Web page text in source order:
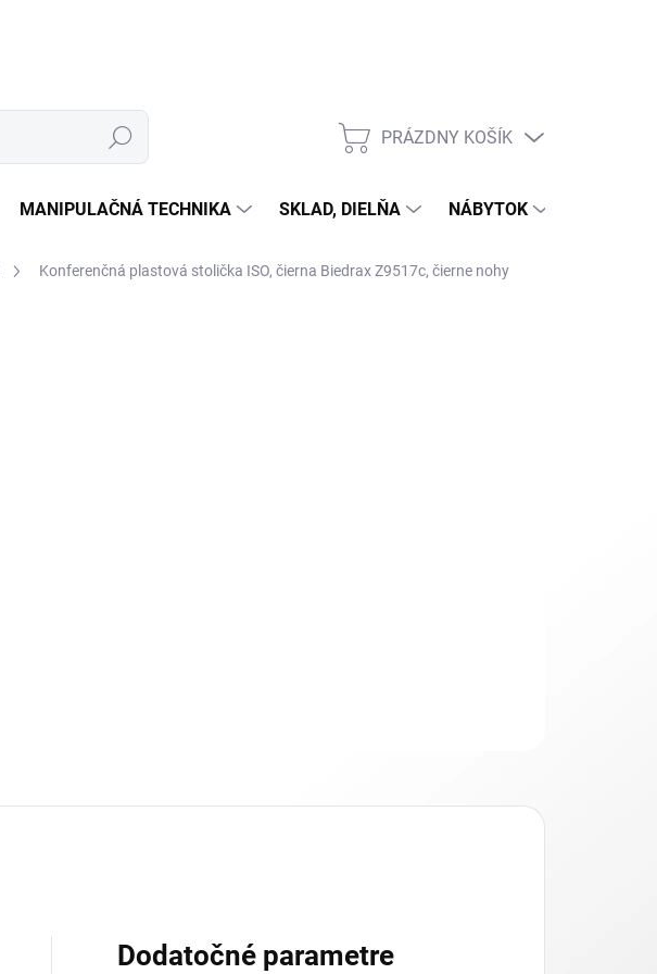
Hľadať
NÁKUPNÝ
PRÁZDNY KOŠÍK
MANIPULAČNÁ TECHNIKA SKLAD, DIELŇA NÁBYTOK
Konferenčná plastová stolička ISO, čierna Biedrax Z9517c, čierne nohy
Dodatočné parametre